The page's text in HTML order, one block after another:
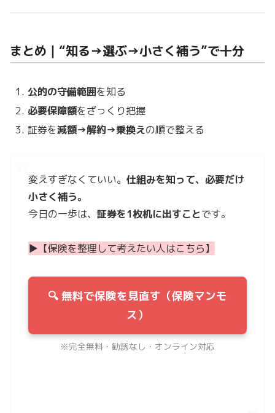
まとめ｜“知る→選ぶ→小さく補う”で十分
公的の守備範囲を知る
必要保障額をざっくり把握
証券を減額→解約→乗換えの順で整える
変えすぎなくていい。 仕組みを知って、必要だけ
小さく補う。
今日の一歩は、 証券を1枚机に出すことです。
▶︎【保険を整理して考えたい人はこちら】
🔍 無料で保険を見直す（保険マンモ
ス）
※完全無料・勧誘なし・オンライン対応